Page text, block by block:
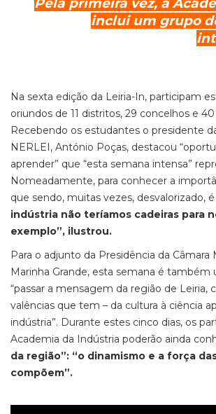
inclui um grupo
Na sexta edição da Leiria-In, participam
oriundos de 11 distritos, 29 concelhos e 40
Recebendo os estudantes o presidente
NERLEI, António Poças, destacou
aprender” que “esta semana intensa”
Nomeadamente, para conhecer a
que sendo, muitas vezes, desvalorizado, é
indústria não teríamos cadeiras para
exemplo”, ilustrou.
Para o adjunto da Presidência da Câmara
Marinha Grande, esta semana é também
“passar a mensagem da região de Leiria,
valências que tem – da cultura à ciência
indústria”. Durante estes cinco dias, os
Academia da Indústria poderão ainda
da região”: “o dinamismo e a força
compõem”.